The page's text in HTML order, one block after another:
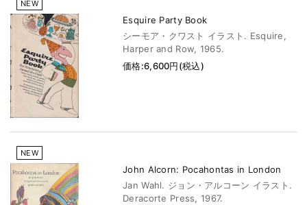
NEW
Esquire Party Book
シーモア・クワスト イラスト. Esquire,
Harper and Row, 1965.
価格:6,600円(税込)
NEW
John Alcorn: Pocahontas in London
Jan Wahl. ジョン・アルコーン イラスト.
Deracorte Press, 1967.